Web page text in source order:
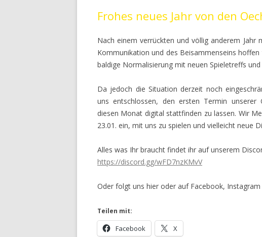
Frohes neues Jahr von den
Nach einem verrückten und völlig anderem Jahr
Kommunikation und des Beisammenseins
baldige Normalisierung mit neuen Spieletreffs
Da jedoch die Situation derzeit noch
uns entschlossen, den ersten Termin unserer
diesen Monat digital stattfinden zu lassen. Wir
23.01. ein, mit uns zu spielen und vielleicht neue
Alles was Ihr braucht findet ihr auf unserem
https://discord.gg/wFD7nzKMvV
Oder folgt uns hier oder auf Facebook,
Teilen mit:
Facebook X